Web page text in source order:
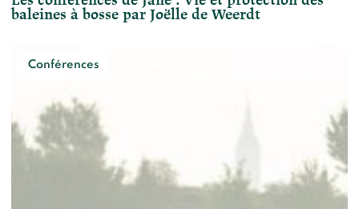
baleines à bosse par Joëlle de Weerdt
Conférences